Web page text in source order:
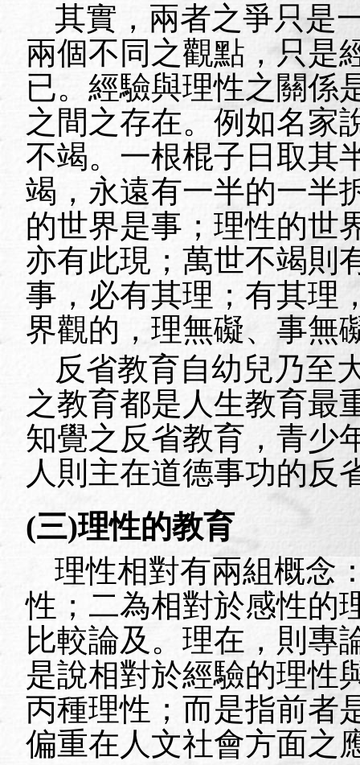
其實，兩者之爭只是
兩個不同之觀點，只是
已。經驗與理性之關係
之間之存在。例如名家
不竭。一根棍子日取其
竭，永遠有一半的一半
的世界是事；理性的世
亦有此現；萬世不竭則
事，必有其理；有其理
界觀的，理無礙、事無
反省教育自幼兒乃至
之教育都是人生教育最
知覺之反省教育，青少
人則主在道德事功的反
(三)理性的教育
理性相對有兩組概念
性；二為相對於感性的
比較論及。理在，則專
是說相對於經驗的理性
丙種理性；而是指前者
偏重在人文社會方面之